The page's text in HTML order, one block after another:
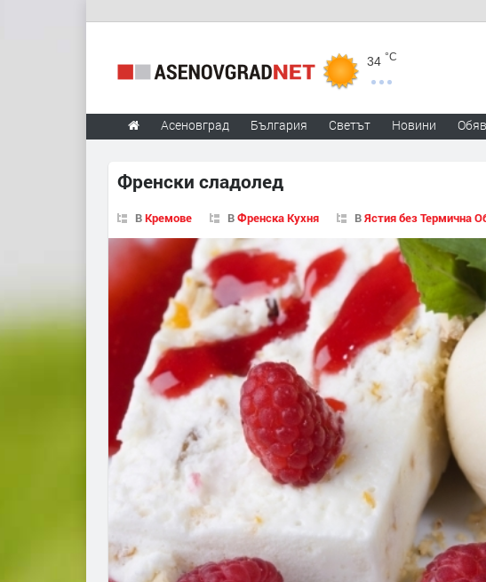
34 °C
Асеновград България Светът Новини
Френски сладолед
ВКремове ВФренска Кухня ВЯстия без Термична